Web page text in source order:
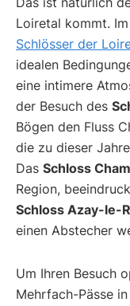
Loiretal kommt.
Schlösser der
idealen
eine intimere
der Besuch des
Bögen den Fluss
die zu dieser
Das Schloss
Region,
Schloss Azay-le-
einen Abstecher
Um Ihren Besuch
Mehrfach-Pässe